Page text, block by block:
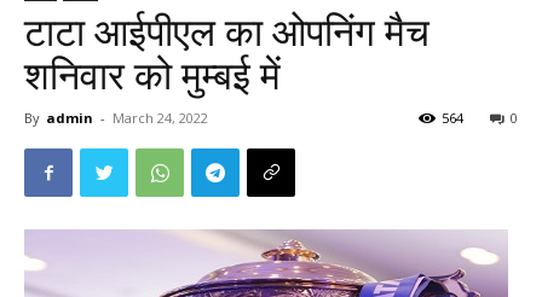
टाटा आईपीएल का ओपनिंग मैच
शनिवार को मुम्‍बई में
By admin - March 24, 2022 0
564